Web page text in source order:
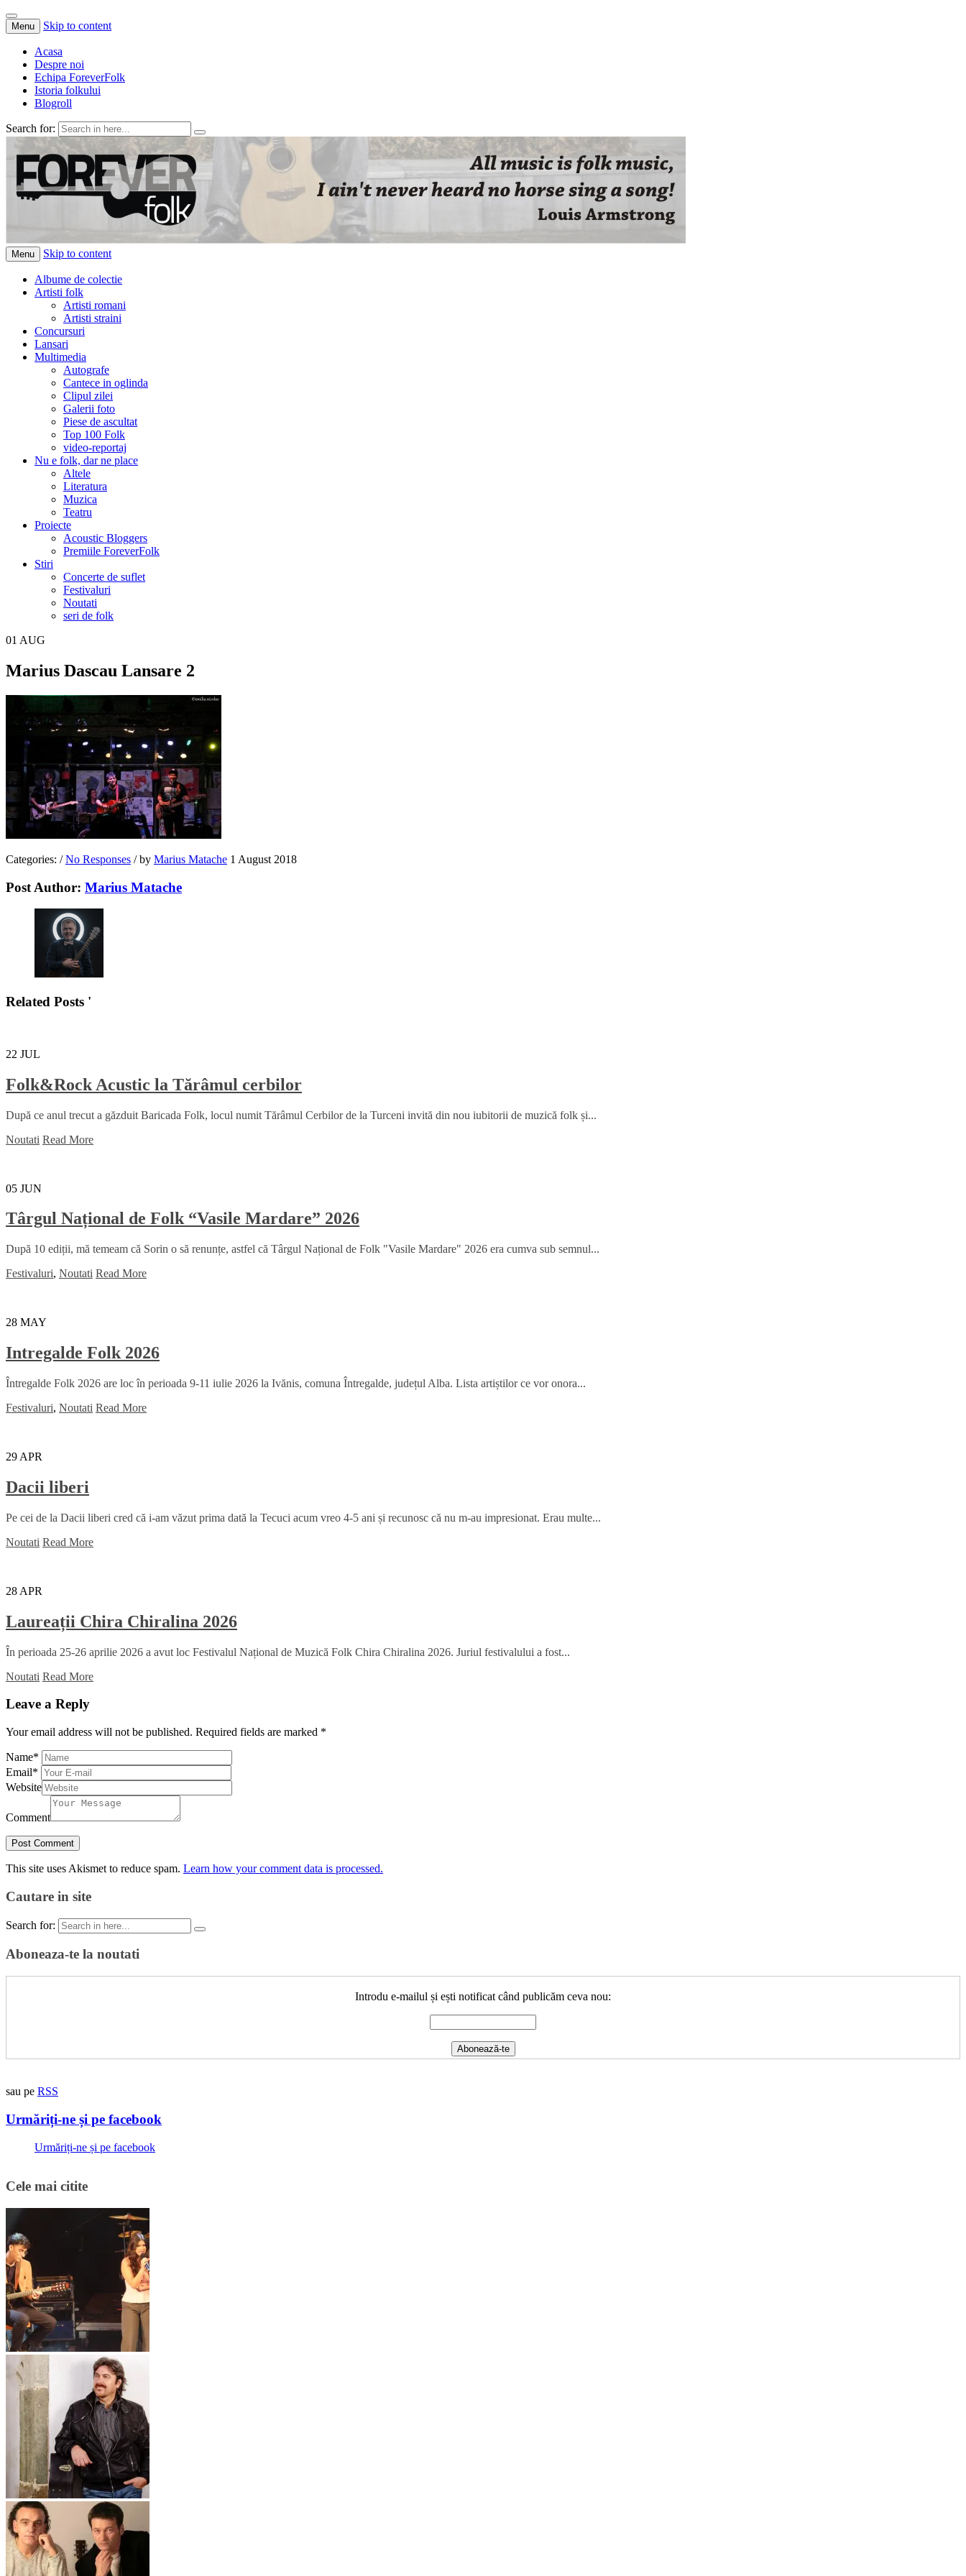
Menu Skip to content
Acasa
Despre noi
Echipa ForeverFolk
Istoria folkului
Blogroll
Search for:
ForeverFolk
Muzica sufletului tau
Menu Skip to content
Albume de colectie
Artisti folk
Artisti romani
Artisti straini
Concursuri
Lansari
Multimedia
Autografe
Cantece in oglinda
Clipul zilei
Galerii foto
Piese de ascultat
Top 100 Folk
video-reportaj
Nu e folk, dar ne place
Altele
Literatura
Muzica
Teatru
Proiecte
Acoustic Bloggers
Premiile ForeverFolk
Stiri
Concerte de suflet
Festivaluri
Noutati
seri de folk
01 AUG
Marius Dascau Lansare 2
Categories: / No Responses /by Marius Matache 1 August 2018
Post Author: Marius Matache
Related Posts '
22 JUL
Folk&Rock Acustic la Tărâmul cerbilor
După ce anul trecut a găzduit Baricada Folk, locul numit Tărâmul Cerbilor de la Turceni invită din nou iubitorii de muzică folk și...
Noutati Read More
05 JUN
Târgul Național de Folk “Vasile Mardare” 2026
După 10 ediții, mă temeam că Sorin o să renunțe, astfel că Târgul Național de Folk "Vasile Mardare" 2026 era cumva sub semnul...
Festivaluri, Noutati Read More
28 MAY
Intregalde Folk 2026
Întregalde Folk 2026 are loc în perioada 9-11 iulie 2026 la Ivănis, comuna Întregalde, județul Alba. Lista artiștilor ce vor onora...
Festivaluri, Noutati Read More
29 APR
Dacii liberi
Pe cei de la Dacii liberi cred că i-am văzut prima dată la Tecuci acum vreo 4-5 ani și recunosc că nu m-au impresionat. Erau multe...
Noutati Read More
28 APR
Laureații Chira Chiralina 2026
În perioada 25-26 aprilie 2026 a avut loc Festivalul Național de Muzică Folk Chira Chiralina 2026. Juriul festivalului a fost...
Noutati Read More
Leave a Reply
Your email address will not be published. Required fields are marked *
Name*
Email*
Website
Comment
This site uses Akismet to reduce spam. Learn how your comment data is processed.
Cautare in site
Search for:
Aboneaza-te la noutati
Introdu e-mailul și ești notificat când publicăm ceva nou:
sau pe RSS
Urmăriți-ne și pe facebook
Urmăriți-ne și pe facebook
Cele mai citite